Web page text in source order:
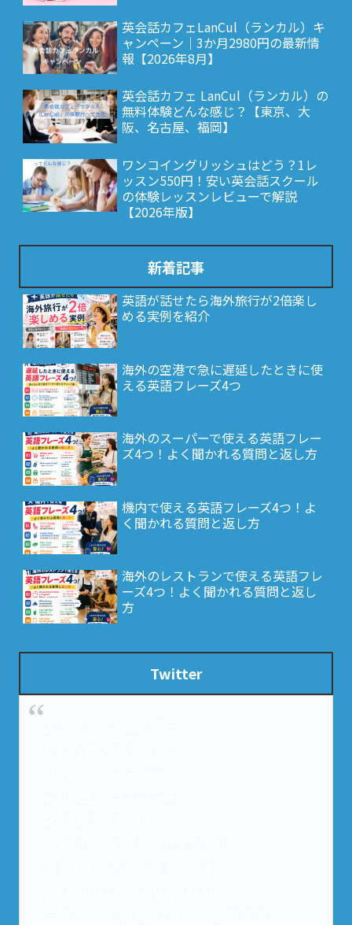
英会話カフェLanCul（ランカル）キ
ャンペーン｜3か月2980円の最新情
報【2026年8月】
英会話カフェ LanCul（ランカル）の
無料体験どんな感じ？【東京、大
阪、名古屋、福岡】
ワンコイングリッシュはどう？1レ
ッスン550円！安い英会話スクール
の体験レッスンレビューで解説
【2026年版】
新着記事
英語が話せたら海外旅行が2倍楽し
める実例を紹介
海外の空港で急に遅延したときに使
える英語フレーズ4つ
海外のスーパーで使える英語フレー
ズ4つ！よく聞かれる質問と返し方
機内で使える英語フレーズ4つ！よ
く聞かれる質問と返し方
海外のレストランで使える英語フレ
ーズ4つ！よく聞かれる質問と返し
方
Twitter